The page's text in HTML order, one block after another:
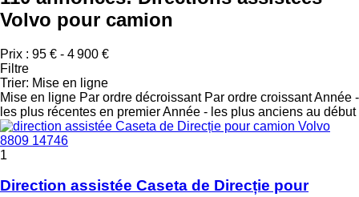
Volvo pour camion
Prix : 95 € - 4 900 €
Filtre
Trier: Mise en ligne
Mise en ligne Par ordre décroissant Par ordre croissantAnnée -
les plus récentes en premierAnnée - les plus anciens au début
1
Direction assistée Caseta de Direcție pour